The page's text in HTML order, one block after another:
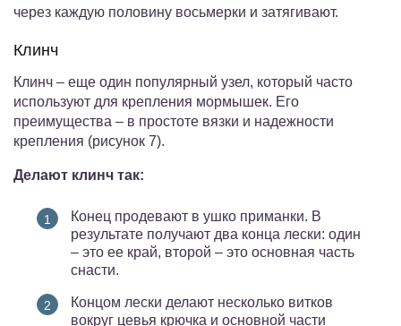
через каждую половину восьмерки и затягивают.
Клинч
Клинч – еще один популярный узел, который часто
используют для крепления мормышек. Его
преимущества – в простоте вязки и надежности
крепления (рисунок 7).
Делают клинч так:
Конец продевают в ушко приманки. В
результате получают два конца лески: один
– это ее край, второй – это основная часть
снасти.
Концом лески делают несколько витков
вокруг цевья крючка и основной части